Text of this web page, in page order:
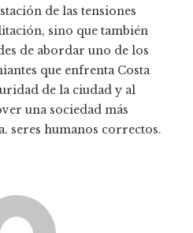
de las tensiones
sino que también
de abordar uno de los
que enfrenta Costa
de la ciudad y al
una sociedad más
seres humanos correctos.